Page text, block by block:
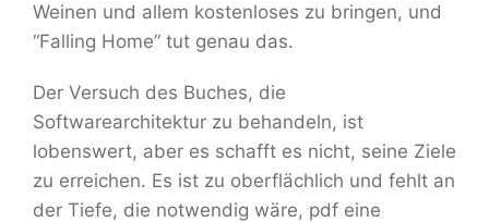
Weinen und allem kostenloses zu bringen, und
“Falling Home” tut genau das.
Der Versuch des Buches, die
Softwarearchitektur zu behandeln, ist
lobenswert, aber es schafft es nicht, seine Ziele
zu erreichen. Es ist zu oberflächlich und fehlt an
der Tiefe, die notwendig wäre, pdf eine